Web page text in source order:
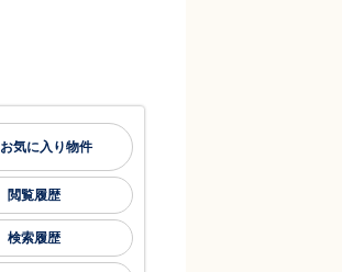
お気に入り物件
閲覧履歴
検索履歴